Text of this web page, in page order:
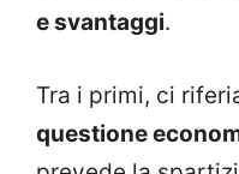
e svantaggi.
Tra i primi, ci
questione